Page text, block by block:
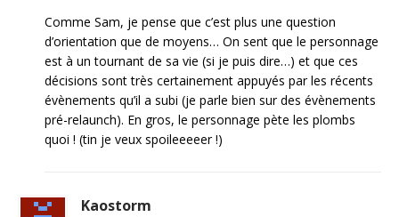
Comme Sam, je pense que c’est plus une question
d’orientation que de moyens… On sent que le personnage
est à un tournant de sa vie (si je puis dire…) et que ces
décisions sont très certainement appuyés par les récents
évènements qu’il a subi (je parle bien sur des évènements
pré-relaunch). En gros, le personnage pète les plombs
quoi ! (tin je veux spoileeeeer !)
Kaostorm